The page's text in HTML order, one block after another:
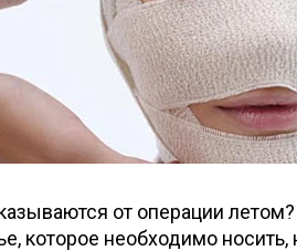
от операции
которое необходимо носить,